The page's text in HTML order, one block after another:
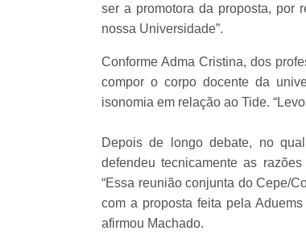
ser a promotora da proposta, por
nossa Universidade”.
Conforme Adma Cristina, dos
compor o corpo docente da
isonomia em relação ao Tide.
Depois de longo debate, no
defendeu tecnicamente as
“Essa reunião conjunta do Cepe/
com a proposta feita pela
afirmou Machado.